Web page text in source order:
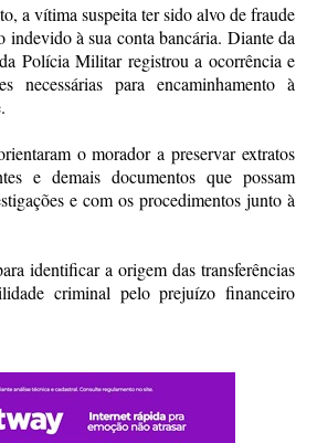
a vítima suspeita ter sido alvo de fraude
indevido à sua conta bancária. Diante da
Polícia Militar registrou a ocorrência e
necessárias para encaminhamento à
o morador a preservar extratos
e demais documentos que possam
e com os procedimentos junto à
identificar a origem das transferências
criminal pelo prejuízo financeiro